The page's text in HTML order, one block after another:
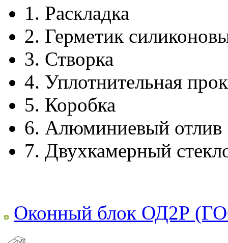
1. Раскладка
2. Герметик
3. Створка
4. Уплотнительная
5. Коробка
6. Алюминиевый отлив
7. Двухкамерный
Оконный блок ОД2Р